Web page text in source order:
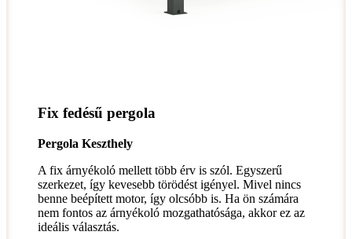
Fix fedésű pergola
Pergola Keszthely
A fix árnyékoló mellett több érv is szól. Egyszerű
szerkezet, így kevesebb törödést igényel. Mivel nincs
benne beépített motor, így olcsóbb is. Ha ön számára
nem fontos az árnyékoló mozgathatósága, akkor ez az
ideális választás.